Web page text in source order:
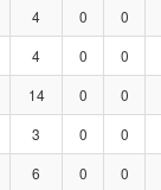
4 0 0
4 0 0
14 0 0
3 0 0
6 0 0